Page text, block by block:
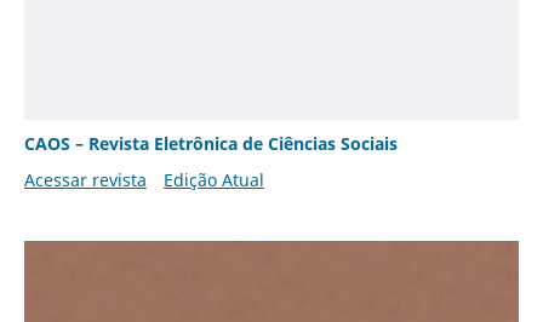
CAOS – Revista Eletrônica de Ciências Sociais
Acessar revista
Edição Atual